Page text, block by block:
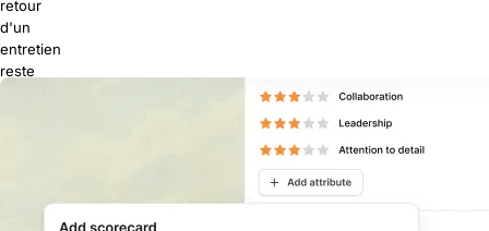
retour
d'un
entretien
reste
personne